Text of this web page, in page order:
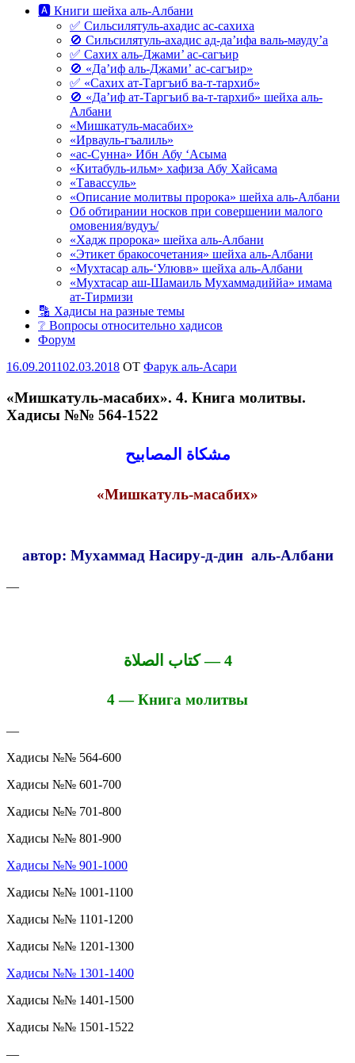
🅰 Книги шейха аль-Албани
✅ Сильсилятуль-ахадис ас-сахиха
🚫 Сильсилятуль-ахадис ад-да’ифа валь-мауду’а
✅ Сахих аль-Джами’ ас-сагъир
🚫 «Да’иф аль-Джами’ ас-сагъир»
✅ «Сахих ат-Таргъиб ва-т-тархиб»
🚫 «Да’иф ат-Таргъиб ва-т-тархиб» шейха аль-
Албани
«Мишкатуль-масабих»
«Ирвауль-гъалиль»
«ас-Сунна» Ибн Абу ‘Асыма
«Китабуль-ильм» хафиза Абу Хайсама
«Тавассуль»
«Описание молитвы пророка» шейха аль-Албани
Об обтирании носков при совершении малого
омовения/вудуъ/
«Хадж пророка» шейха аль-Албани
«Этикет бракосочетания» шейха аль-Албани
«Мухтасар аль-‘Улювв» шейха аль-Албани
«Мухтасар аш-Шамаиль Мухаммадиййа» имама
ат-Тирмизи
🔡 Хадисы на разные темы
❔ Вопросы относительно хадисов
Форум
Опубликовано
16.09.201102.03.2018 OT Фарук аль-Асари
«Мишкатуль-масабих». 4. Книга молитвы.
Хадисы №№ 564-1522
مشكاة المصابيح
«Мишкатуль-масабих»
автор: Мухаммад Насиру-д-дин аль-Албани
—
4 — كتاب الصلاة
4 — Книга молитвы
—
Хадисы №№ 564-600
Хадисы №№ 601-700
Хадисы №№ 701-800
Хадисы №№ 801-900
Хадисы №№ 901-1000
Хадисы №№ 1001-1100
Хадисы №№ 1101-1200
Хадисы №№ 1201-1300
Хадисы №№ 1301-1400
Хадисы №№ 1401-1500
Хадисы №№ 1501-1522
—